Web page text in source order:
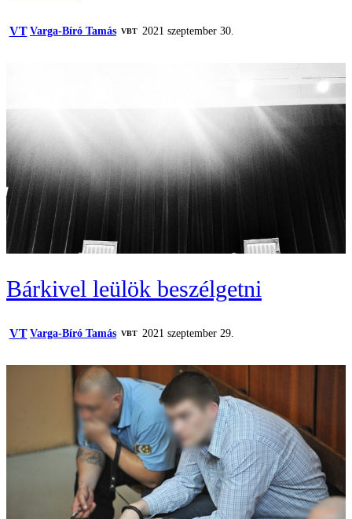
VT Varga-Bíró Tamás VBT 2021 szeptember 30.
Bárkivel leülök beszélgetni
VT Varga-Bíró Tamás VBT 2021 szeptember 29.